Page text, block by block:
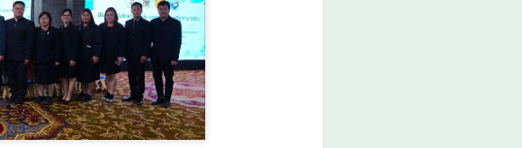
นวิทยาศาสตร์
ข้าด้วยกัน เพื่อ
เซียน
นคุณธรรม
รรมสู่ชุมชน
“มหกรรมสีสัน
ต่อยอดทุน
วงวัฒนธรรม